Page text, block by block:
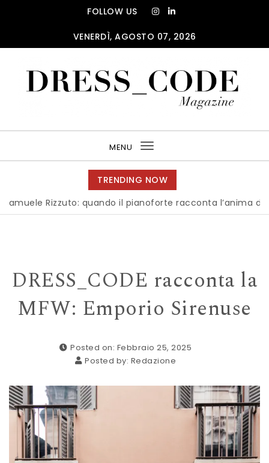
FOLLOW US
VENERDÌ, AGOSTO 07, 2026
MENU
Toggle
navigation
TRENDING NOW
Rizzuto: quando il pianoforte racconta l’anima dell’Italia
DRESS_CODE racconta la
MFW: Emporio Sirenuse
Posted on: Febbraio 25, 2025
Posted by: Redazione